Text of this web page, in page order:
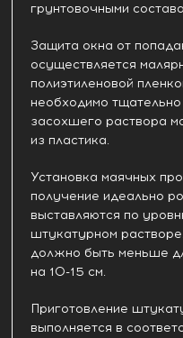
грунтовочными
Защита окна от
осуществляется
полиэтиленовой
необходимо
засохшего раствора
из пластика.
Установка маячных
получение идеально
выставляются по
штукатурном
должно быть меньше
на 10-15 см.
Приготовление
выполняется в